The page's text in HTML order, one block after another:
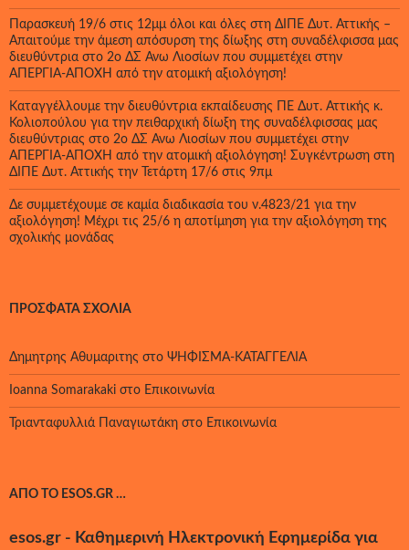
Παρασκευή 19/6 στις 12μμ όλοι και όλες στη ΔΙΠΕ Δυτ. Αττικής –
Απαιτούμε την άμεση απόσυρση της δίωξης στη συναδέλφισσα μας
διευθύντρια στο 2ο ΔΣ Άνω Λιοσίων που συμμετέχει στην
ΑΠΕΡΓΙΑ-ΑΠΟΧΗ από την ατομική αξιολόγηση!
Καταγγέλλουμε την διευθύντρια εκπαίδευσης ΠΕ Δυτ. Αττικής κ.
Κολιοπούλου για την πειθαρχική δίωξη της συναδέλφισσας μας
διευθύντριας στο 2ο ΔΣ Άνω Λιοσίων που συμμετέχει στην
ΑΠΕΡΓΙΑ-ΑΠΟΧΗ από την ατομική αξιολόγηση! Συγκέντρωση στη
ΔΙΠΕ Δυτ. Αττικής την Τετάρτη 17/6 στις 9πμ
Δε συμμετέχουμε σε καμία διαδικασία του ν.4823/21 για την
αξιολόγηση! Μέχρι τις 25/6 η αποτίμηση για την αξιολόγηση της
σχολικής μονάδας
ΠΡΌΣΦΑΤΑ ΣΧΌΛΙΑ
Δημητρης Αθυμαριτης στο ΨΗΦΙΣΜΑ-ΚΑΤΑΓΓΕΛΙΑ
Ioanna Somarakaki στο Επικοινωνία
Τριανταφυλλιά Παναγιωτάκη στο Επικοινωνία
ΑΠΌ ΤΟ ESOS.GR …
esos.gr - Καθημερινή Ηλεκτρονική Εφημερίδα για